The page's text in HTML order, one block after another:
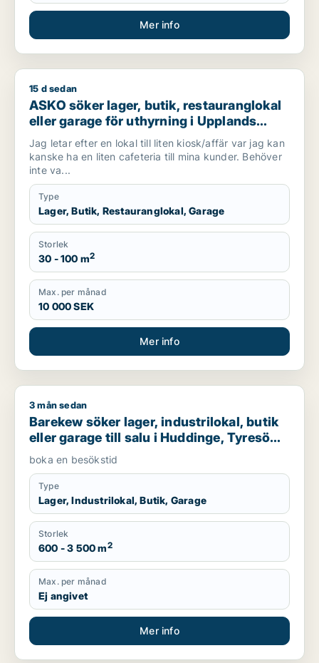
Mer info
ASKO söker lager, butik, restauranglokal eller garage för
15 d sedan
ASKO söker lager, butik, restauranglokal
eller garage för uthyrning i Upplands
Väsby, Vallentuna eller Järfälla m.fl.
Jag letar efter en lokal till liten kiosk/affär var jag kan
kanske ha en liten cafeteria till mina kunder. Behöver
inte va...
Type
Lager, Butik, Restauranglokal, Garage
Storlek
30 - 100 m2
Max. per månad
10 000 SEK
Mer info
Barekew söker lager, industrilokal, butik eller garage till
3 mån sedan
Barekew söker lager, industrilokal, butik
eller garage till salu i Huddinge, Tyresö
eller Nacka m.fl.
boka en besökstid
Type
Lager, Industrilokal, Butik, Garage
Storlek
600 - 3 500 m2
Max. per månad
Ej angivet
Mer info